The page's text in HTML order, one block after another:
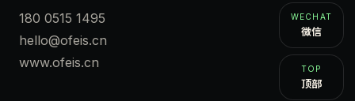
180 0515 1495
hello@ofeis.cn
www.ofeis.cn
WECHAT
微信
TOP
顶部